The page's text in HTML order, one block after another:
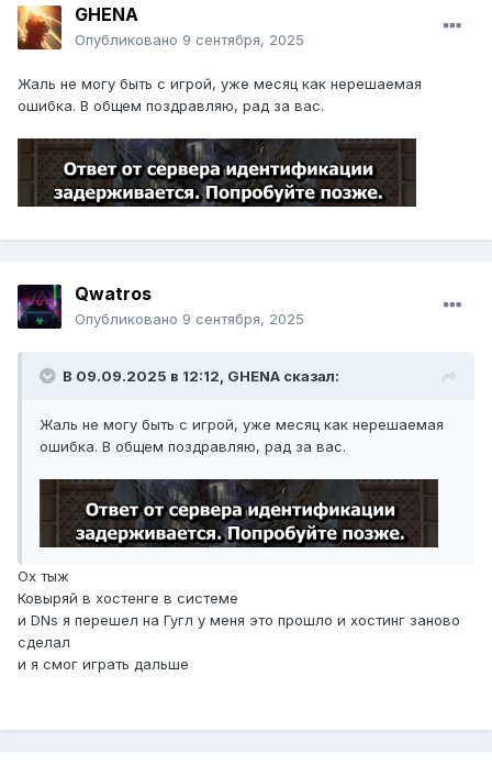
GHENA
Опубликовано 9 сентября, 2025
Жаль не могу быть с игрой, уже месяц как нерешаемая
ошибка. В общем поздравляю, рад за вас.
Qwatros
Опубликовано 9 сентября, 2025
В 09.09.2025 в 12:12, GHENA сказал:
Жаль не могу быть с игрой, уже месяц как нерешаемая
ошибка. В общем поздравляю, рад за вас.
Ох тыж
Ковыряй в хостенге в системе
и DNs я перешел на Гугл у меня это прошло и хостинг заново
сделал
и я смог играть дальше